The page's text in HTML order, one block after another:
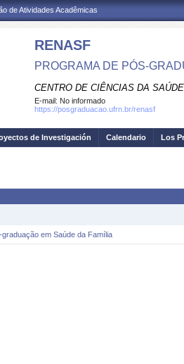
de Atividades Acadêmicas
RENASF
PROGRAMA DE PÓS-
CENTRO DE CIÊNCIAS DA SAÚDE
E-mail: No informado
https://posgraduacao.ufrn.br/renasf
de Investigación Calendario Los
em Saúde da Família